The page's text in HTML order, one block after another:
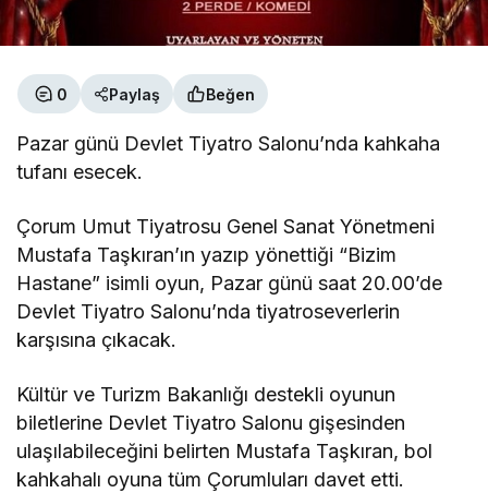
0 Paylaş Beğen
Pazar günü Devlet Tiyatro Salonu’nda kahkaha
tufanı esecek.
Çorum Umut Tiyatrosu Genel Sanat Yönetmeni
Mustafa Taşkıran’ın yazıp yönettiği “Bizim
Hastane” isimli oyun, Pazar günü saat 20.00’de
Devlet Tiyatro Salonu’nda tiyatroseverlerin
karşısına çıkacak.
Kültür ve Turizm Bakanlığı destekli oyunun
biletlerine Devlet Tiyatro Salonu gişesinden
ulaşılabileceğini belirten Mustafa Taşkıran, bol
kahkahalı oyuna tüm Çorumluları davet etti.